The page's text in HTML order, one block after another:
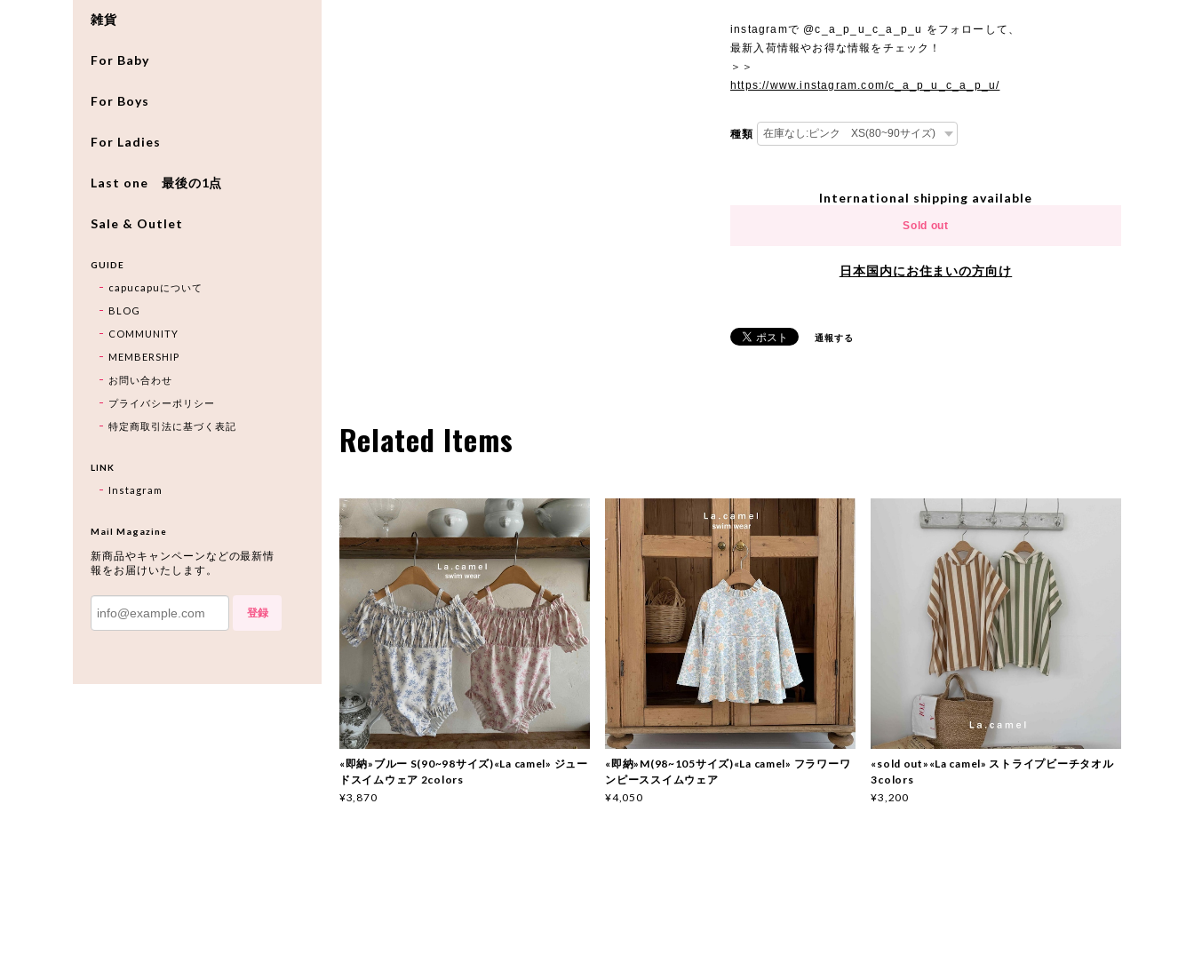
instagramで @c_a_p_u_c_a_p_u をフォローして、
最新入荷情報やお得な情報をチェック！
＞＞
https://www.instagram.com/c_a_p_u_c_a_p_u/
種類
International shipping available
Sold out
日本国内にお住まいの方向け
通報する
Related Items
«即納»ブルー S(90~98サイズ)«La camel» ジュー
ドスイムウェア 2colors
¥3,870
«即納»M(98~105サイズ)«La camel» フラワーワ
ンピーススイムウェア
¥4,050
«sold out»«La camel» ストライプビーチタオル
3colors
¥3,200
雑貨
For Baby
For Boys
For Ladies
Last one 最後の1点
Sale & Outlet
GUIDE
capucapuについて
BLOG
COMMUNITY
MEMBERSHIP
お問い合わせ
プライバシーポリシー
特定商取引法に基づく表記
LINK
Instagram
Mail Magazine
新商品やキャンペーンなどの最新情
報をお届けいたします。
登録